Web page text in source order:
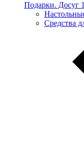
Подарки. Досуг
Средства